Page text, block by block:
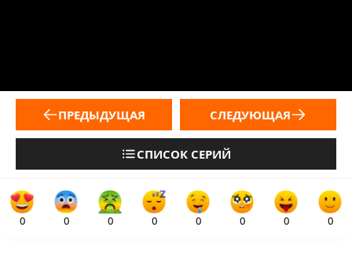
ПРЕДЫДУЩАЯ
СПИСОК СЕРИЙ
СЛЕДУЮЩАЯ
0 0 0 0 0 0 0 0